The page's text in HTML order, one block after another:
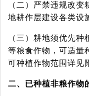
（二）严禁违规改
地耕作层建设各类设
（三）耕地须优先
等粮食作物，可适量
可种植作物范围详见
二、已种植非粮作物